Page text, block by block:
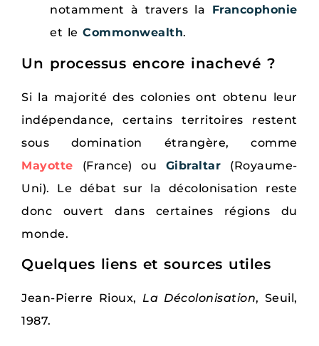
notamment à travers la Francophonie
et leCommonwealth.
Un processus encore inachevé ?
Si la majorité des colonies ont obtenu leur
indépendance, certains territoires restent
sous domination étrangère, comme
Mayotte (France) ou Gibraltar (Royaume-
Uni). Le débat sur la décolonisation reste
donc ouvert dans certaines régions du
monde.
Quelques liens et sources utiles
Jean-Pierre Rioux, La Décolonisation, Seuil,
1987.